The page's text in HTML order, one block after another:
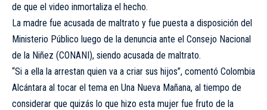
de que el video inmortaliza el hecho.
La madre fue acusada de maltrato y fue puesta a disposición del
Ministerio Público luego de la denuncia ante el Consejo Nacional
de la Niñez (CONANI), siendo acusada de maltrato.
“Si a ella la arrestan quien va a criar sus hijos”, comentó Colombia
Alcántara al tocar el tema en Una Nueva Mañana, al tiempo de
considerar que quizás lo que hizo esta mujer fue fruto de la